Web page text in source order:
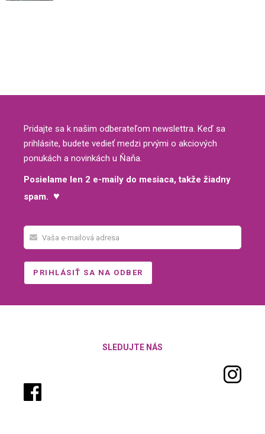
Pridajte sa k našim odberateľom newslettra. Keď sa
prihlásite, budete vedieť medzi prvými o akciových
ponukách a novinkách u Ňaňa.
Posielame len 2 e-maily do mesiaca, takže žiadny
spam. ♥
SLEDUJTE NÁS